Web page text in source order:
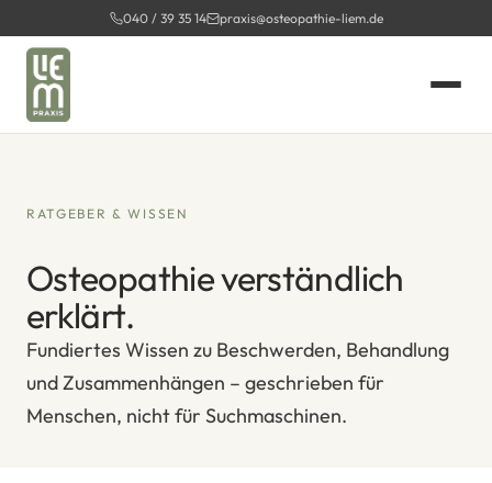
Inhalt
springen
040 / 39 35 14 praxis@osteopathie-liem.de
RATGEBER & WISSEN
Osteopathie verständlich
erklärt.
Fundiertes Wissen zu Beschwerden, Behandlung
und Zusammenhängen – geschrieben für
Menschen, nicht für Suchmaschinen.